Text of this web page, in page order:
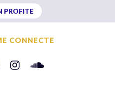
PROFITE
CONNECTE